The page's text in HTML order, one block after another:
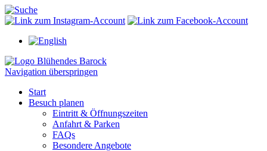
Navigation überspringen
Start
Besuch planen
Eintritt & Öffnungszeiten
Anfahrt & Parken
FAQs
Besondere Angebote